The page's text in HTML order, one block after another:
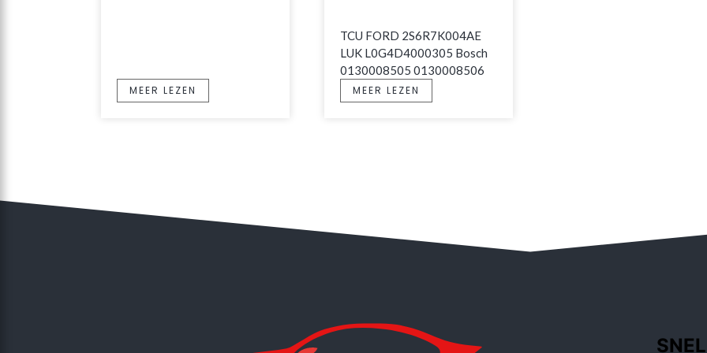
MEER LEZEN
TCU FORD 2S6R7K004AE
LUK L0G4D4000305 Bosch
0130008505 0130008506
MEER LEZEN